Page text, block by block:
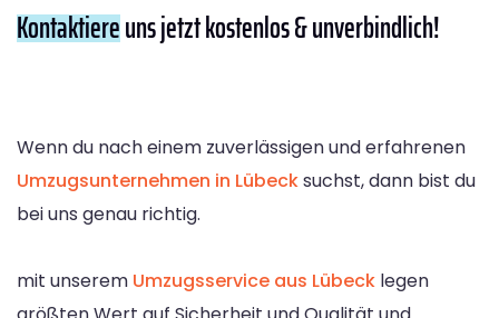
Kontaktiereuns jetzt kostenlos & unverbindlich!
Wenn du nach einem zuverlässigen und erfahrenen
Umzugsunternehmen in Lübecksuchst, dann bist du
bei uns genau richtig.
mit unserem Umzugsservice aus Lübeck legen